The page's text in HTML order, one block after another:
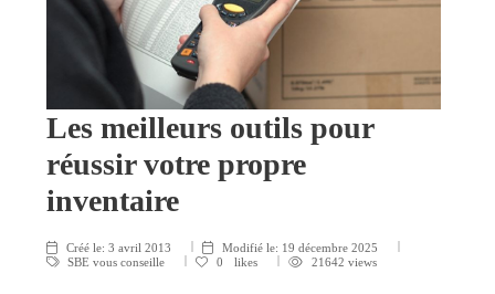
Les meilleurs outils pour
réussir votre propre
inventaire
Créé le: 3 avril 2013 Modifié le: 19 décembre 2025
SBE vous conseille
0 likes 21642 views